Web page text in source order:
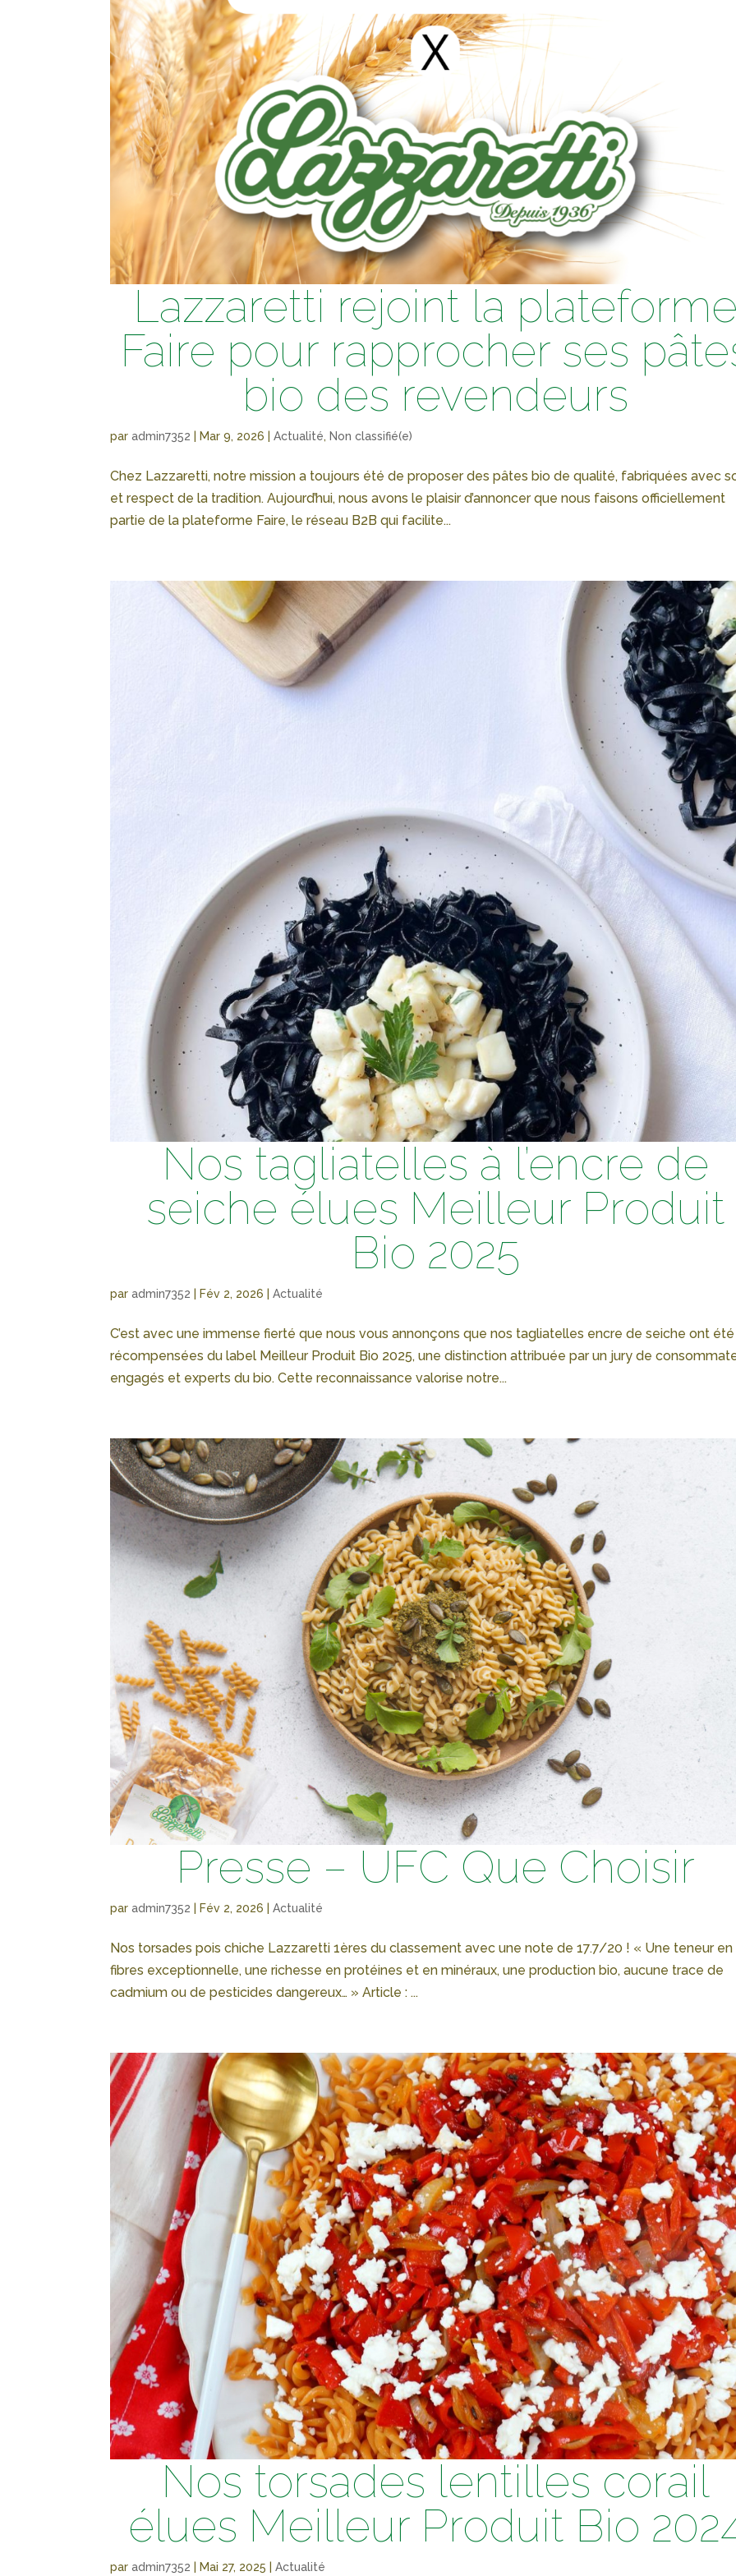
Lazzaretti rejoint la
Faire pour rapprocher ses
bio des revendeurs
paradmin7352 Mar 9, 2026 |Actualité, Non classifié(e)
Chez Lazzaretti, notre mission a toujours été de proposer des pâtes bio de qualité, fabriquées avec
et respect de la tradition. Aujourd’hui, nous avons le plaisir d’annoncer que nous faisons officiellement
partie de la plateforme Faire, le réseau B2B qui facilite...
Nos tagliatelles à l’encre de
seiche élues Meilleur Produit
Bio 2025
paradmin7352 Fév 2, 2026 |Actualité
C’est avec une immense fierté que nous vous annonçons que nos tagliatelles encre de seiche ont été
récompensées du label Meilleur Produit Bio 2025, une distinction attribuée par un jury de
engagés et experts du bio. Cette reconnaissance valorise notre...
Presse – UFC Que Choisir
paradmin7352 Fév 2, 2026 |Actualité
Nos torsades pois chiche Lazzaretti 1ères du classement avec une note de 17.7/20 ! « Une teneur en
fibres exceptionnelle, une richesse en protéines et en minéraux, une production bio, aucune trace de
cadmium ou de pesticides dangereux… » Article : ...
Nos torsades lentilles corail
élues Meilleur Produit Bio
paradmin7352 |Mai 27, 2025 |Actualité